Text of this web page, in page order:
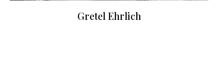
Gretel Ehrlich